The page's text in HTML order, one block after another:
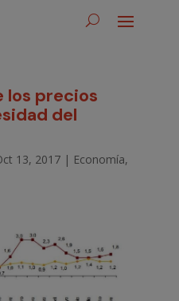
los precios
del
13, 2017| Economía,